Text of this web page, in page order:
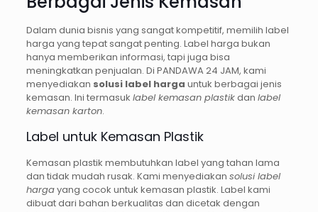
Dalam dunia bisnis yang sangat kompetitif, memilih label
harga yang tepat sangat penting. Label harga bukan
hanya memberikan informasi, tapi juga bisa
meningkatkan penjualan. Di PANDAWA 24 JAM, kami
menyediakan solusi label harga untuk berbagai jenis
kemasan. Ini termasuk label kemasan plastikdan label
kemasan karton.
Label untuk Kemasan Plastik
Kemasan plastik membutuhkan label yang tahan lama
dan tidak mudah rusak. Kami menyediakan solusi label
hargayang cocok untuk kemasan plastik. Label kami
dibuat dari bahan berkualitas dan dicetak dengan